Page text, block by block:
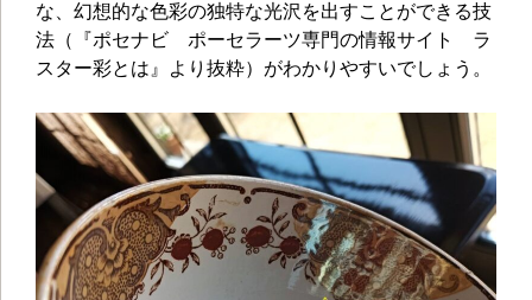
な、幻想的な色彩の独特な光沢を出すことができる技
法（『ポセナビ ポーセラーツ専門の情報サイト ラ
スター彩とは』より抜粋）がわかりやすいでしょう。